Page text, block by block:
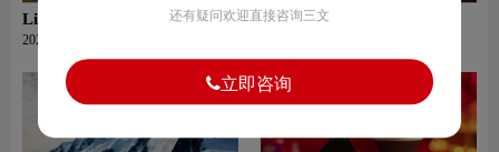
Licor 43标志设计含义及利口
酒品牌设计理念
2025-05-23
Southern Comfort标志设计
还有疑问欢迎直接咨询三文
立即咨询